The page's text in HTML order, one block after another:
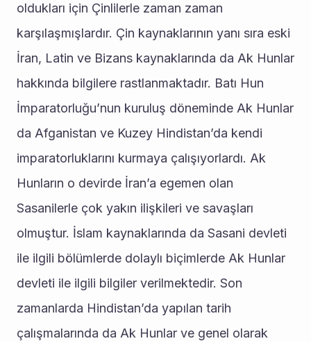
oldukları için Çinlilerle zaman zaman
karşılaşmışlardır. Çin kaynaklarının yanı sıra eski
İran, Latin ve Bizans kaynaklarında da Ak Hunlar
hakkında bilgilere rastlanmaktadır. Batı Hun
İmparatorluğu’nun kuruluş döneminde Ak Hunlar
da Afganistan ve Kuzey Hindistan’da kendi
imparatorluklarını kurmaya çalışıyorlardı. Ak
Hunların o devirde İran’a egemen olan
Sasanilerle çok yakın ilişkileri ve savaşları
olmuştur. İslam kaynaklarında da Sasani devleti
ile ilgili bölümlerde dolaylı biçimlerde Ak Hunlar
devleti ile ilgili bilgiler verilmektedir. Son
zamanlarda Hindistan’da yapılan tarih
çalışmalarında da Ak Hunlar ve genel olarak